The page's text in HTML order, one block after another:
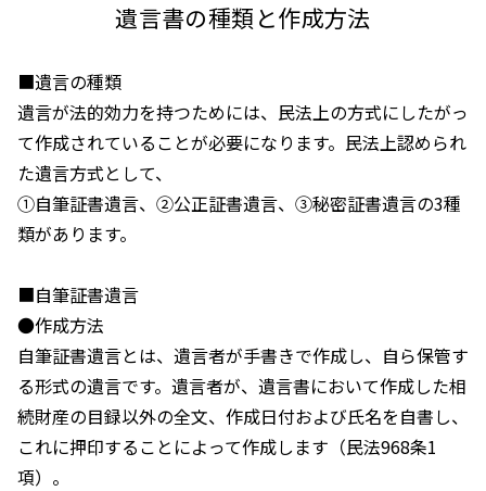
遺言書の種類と作成方法
■遺言の種類
遺言が法的効力を持つためには、民法上の方式にしたがっ
て作成されていることが必要になります。民法上認められ
た遺言方式として、
①自筆証書遺言、②公正証書遺言、③秘密証書遺言の3種
類があります。
■自筆証書遺言
●作成方法
自筆証書遺言とは、遺言者が手書きで作成し、自ら保管す
る形式の遺言です。遺言者が、遺言書において作成した相
続財産の目録以外の全文、作成日付および氏名を自書し、
これに押印することによって作成します（民法968条1
項）。